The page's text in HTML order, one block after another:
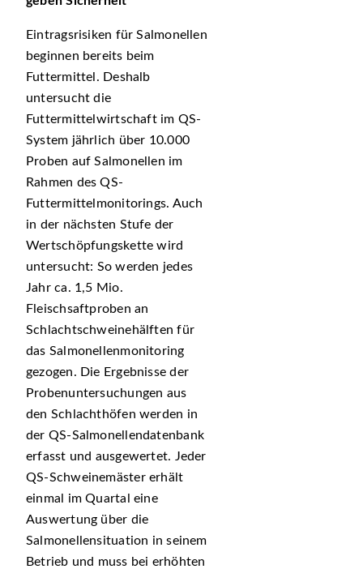
Eintragsrisiken für Salmonellen
beginnen bereits beim
Futtermittel. Deshalb
untersucht die
Futtermittelwirtschaft im QS-
System jährlich über 10.000
Proben auf Salmonellen im
Rahmen des QS-
Futtermittelmonitorings. Auch
in der nächsten Stufe der
Wertschöpfungskette wird
untersucht: So werden jedes
Jahr ca. 1,5 Mio.
Fleischsaftproben an
Schlachtschweinehälften für
das Salmonellenmonitoring
gezogen. Die Ergebnisse der
Probenuntersuchungen aus
den Schlachthöfen werden in
der QS-Salmonellendatenbank
erfasst und ausgewertet. Jeder
QS-Schweinemäster erhält
einmal im Quartal eine
Auswertung über die
Salmonellensituation in seinem
Betrieb und muss bei erhöhten